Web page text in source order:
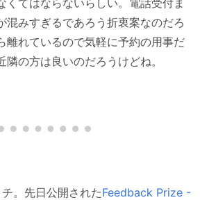
混みすぎるであろう折衷案なのだろ
離れているので気軽に予約の用事だ
の方は良いのだろうけどね。
。先日公開されたFeedback Prize -